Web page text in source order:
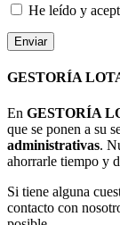
He leído y
Enviar
GESTORÍA
En GESTORÍA
que se ponen a su
administrativas.
ahorrarle tiempo y
Si tiene alguna
contacto con